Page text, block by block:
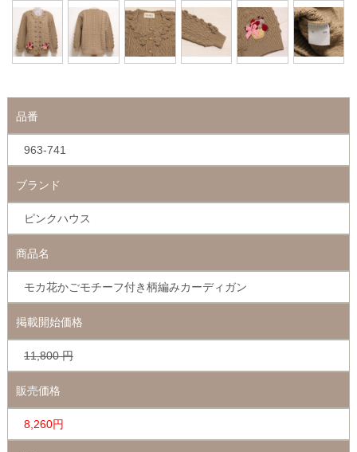
品番
963-741
ブランド
ピンクハウス
商品名
モカ花かごモチーフ付き柄編みカーディガン
掲載開始価格
11,800 円
販売価格
8,260円